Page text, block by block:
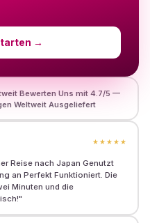
→
Bewerten Uns mit 4.7/5 —
Weltweit Ausgeliefert
★★★★★
Reise nach Japan Genutzt
an Perfekt Funktioniert. Die
Minuten und die
"